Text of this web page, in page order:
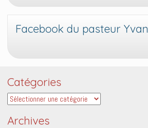
Facebook du pasteur Yvan
Catégories
Catégories
Archives